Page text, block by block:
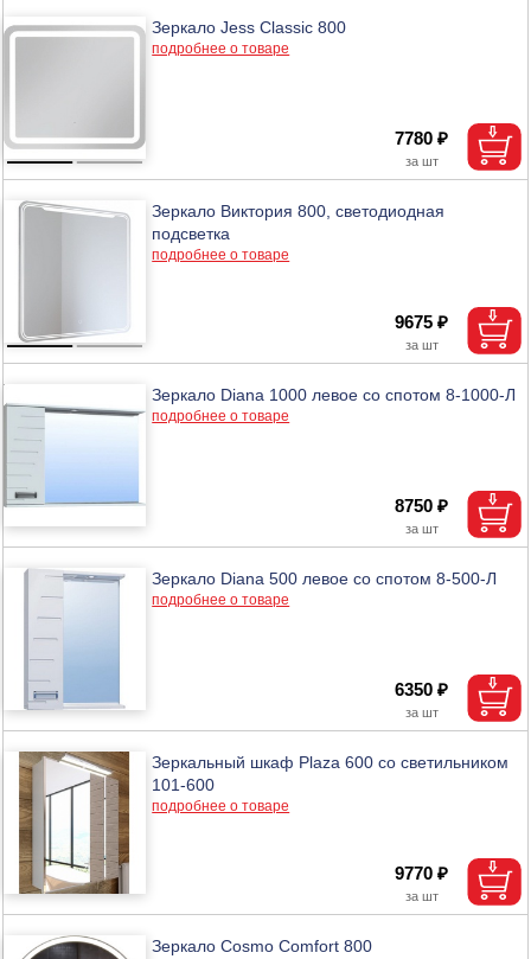
Зеркало Jess Classic 800
подробнее о товаре
7780 ₽
Зеркало Виктория 800, светодиодная
подсветка
подробнее о товаре
9675 ₽
Зеркало Diana 1000 левое со спотом 8-1000-Л
подробнее о товаре
8750 ₽
Зеркало Diana 500 левое со спотом 8-500-Л
подробнее о товаре
6350 ₽
Зеркальный шкаф Plaza 600 со светильником
101-600
подробнее о товаре
9770 ₽
Зеркало Cosmo Comfort 800